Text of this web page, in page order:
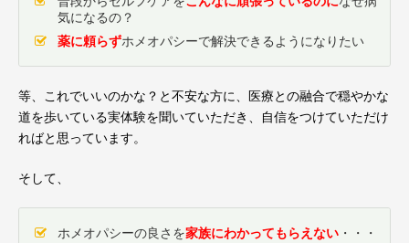
気になるの？
薬に頼らずホメオパシーで解決できるようになりたい
等、これでいいのかな？と不安な方に、医療との融合で穏やかな
道を歩いている実体験を聞いていただき、自信をつけていただけ
ればと思っています。
そして、
ホメオパシーの良さを家族にわかってもらえない ・・・